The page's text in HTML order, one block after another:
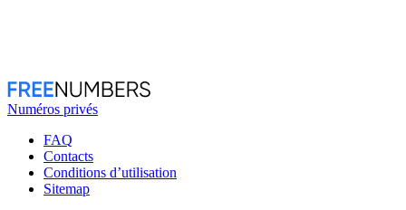
Numéros privés
FAQ
Contacts
Conditions d’utilisation
Sitemap